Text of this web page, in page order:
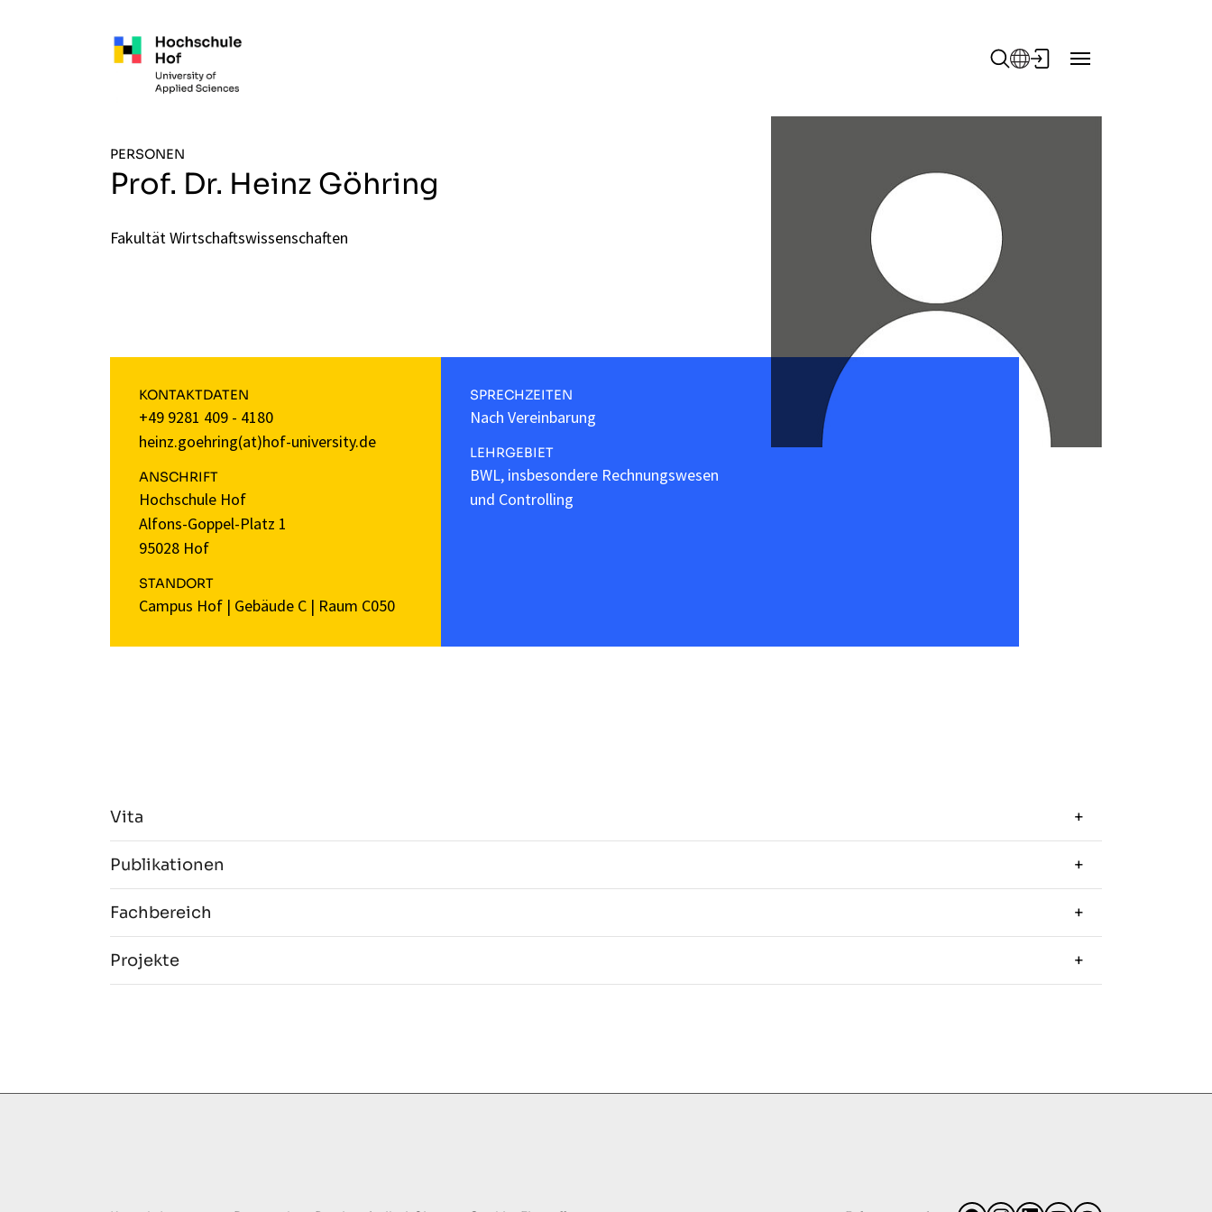
PERSONEN
Prof. Dr. Heinz Göhring
Fakultät Wirtschaftswissenschaften
KONTAKTDATEN
+49 9281 409 - 4180
heinz.goehring(at)hof-university.de
ANSCHRIFT
Hochschule Hof
Alfons-Goppel-Platz 1
95028 Hof
STANDORT
Campus Hof | Gebäude C | Raum C050
SPRECHZEITEN
Nach Vereinbarung
LEHRGEBIET
BWL, insbesondere Rechnungswesen
und Controlling
Vita
Publikationen
Fachbereich
Projekte